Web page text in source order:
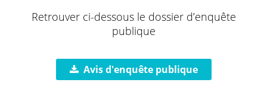
Retrouver ci-dessous le dossier d’enquête
publique
Avis d'enquête publique